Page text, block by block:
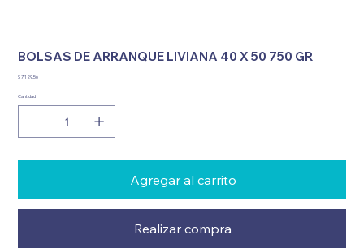
BOLSAS DE ARRANQUE LIVIANA 40 X 50 750 GR
Precio
$ 7.129,56
Cantidad
Agregar al carrito
Realizar compra